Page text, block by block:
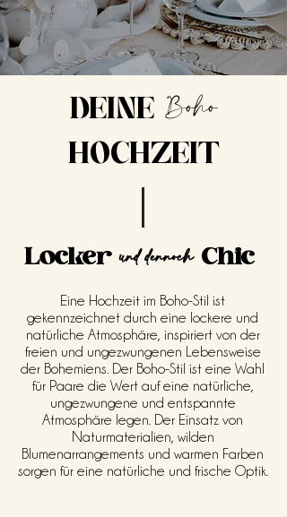
DEINE Boho
HOCHZEIT
Locker und dennoch Chic
Eine Hochzeit im Boho-Stil ist
gekennzeichnet durch eine lockere und
natürliche Atmosphäre, inspiriert von der
freien und ungezwungenen Lebensweise
der Bohemiens. Der Boho-Stil ist eine Wahl
für Paare die Wert auf eine natürliche,
ungezwungene und entspannte
Atmosphäre legen. Der Einsatz von
Naturmaterialien, wilden
Blumenarrangements und warmen Farben
sorgen für eine natürliche und frische Optik.